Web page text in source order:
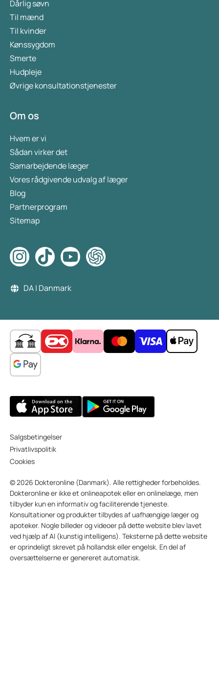
Dårlig søvn
Til mænd
Til kvinder
Kønssygdom
Smerte
Hudpleje
Øvrige konsultationstjenester
Om os
Hvem er vi
Sådan virker det
Samarbejdende læger
Vores rådgivende udvalg af læger
Blog
Partnerprogram
Sitemap
DA | Danmark
Salgsbetingelser
Privatlivspolitik
Cookies
© 2026 Dokteronline (Danmark). Alle rettigheder forbeholdes.
Dokteronline er ikke et onlineapotek eller en onlinelæge, men
tilbyder kun en informativ og faciliterende tjeneste.
Konsultationer og produkter tilbydes af uafhængige læger og
apoteker. Nogle billeder og videoer på dette website blev lavet
ved hjælp af AI (kunstig intelligens). Teksterne på dette website
er oprindeligt skrevet på hollandsk eller engelsk. En del af
oversættelserne er genereret automatisk.